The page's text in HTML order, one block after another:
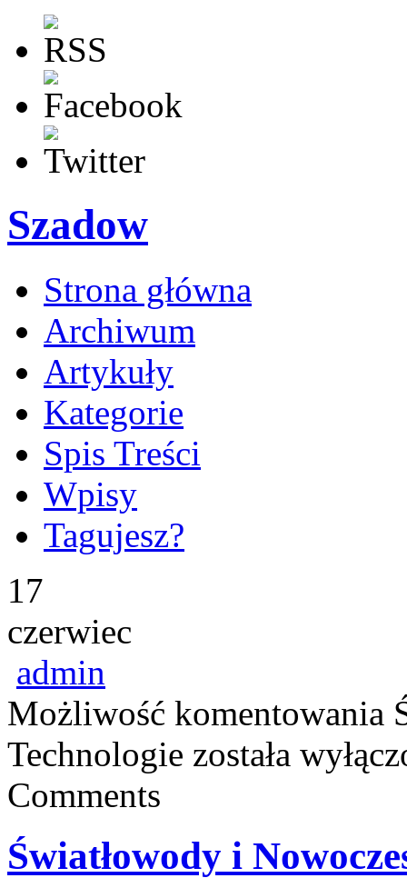
Szadow
Strona główna
Archiwum
Artykuły
Kategorie
Spis Treści
Wpisy
Tagujesz?
17
czerwiec
admin
Możliwość komentowania
Technologie została
Comments
Światłowody i